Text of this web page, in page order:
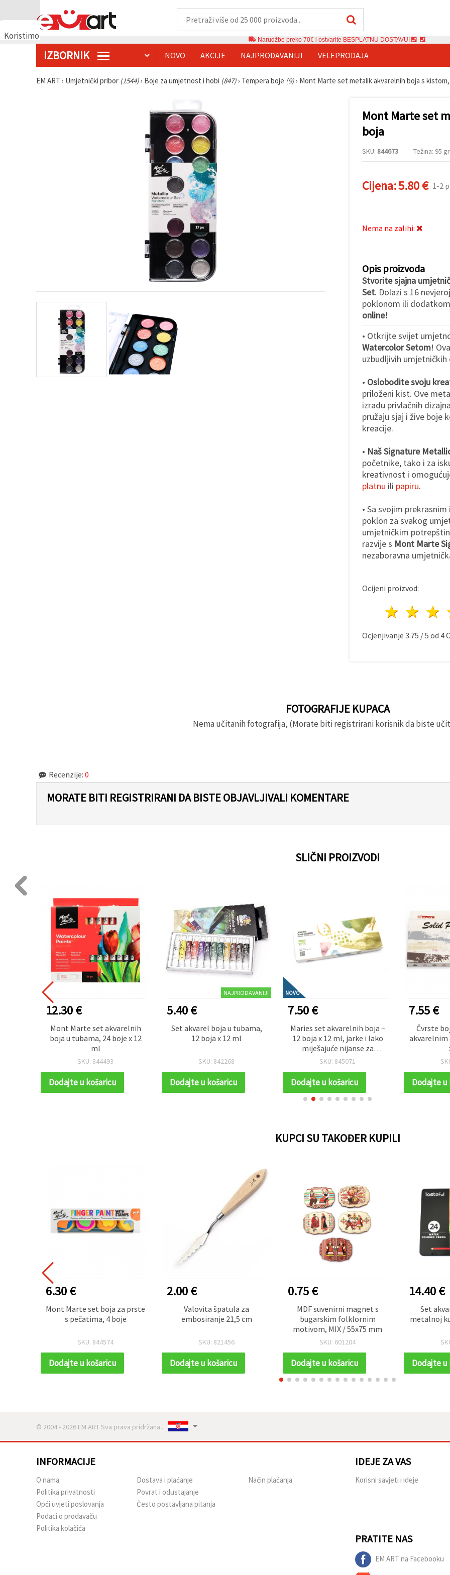
Koristimo
Narudžbe preko 70€ i ostvarite BESPLATNU DOSTAVU!
IZBORNIK NOVO AKCIJE NAJPRODAVANIJI VELEPRODAJA
EM ART › Umjetnički pribor (1544)› Boje za umjetnost i hobi (847)› Tempera boje (9)› Mont Marte set metalik akvarelnih boja s kistom,
Mont Marte set
boja
SKU: 844673 Težina: 95 gr.
Cijena:5.80 € 1-2
Nema na zalihi:
Opis proizvoda
Stvorite sjajna
Set. Dolazi s 16
poklonom ili
online!
• Otkrijte svijet
Watercolor Setom!
uzbudljivih
• Oslobodite svoju
priloženi kist. Ove
izradu privlačnih
pružaju sjaj i žive boje
kreacije.
• Naš Signature
početnike, tako i za
kreativnost i
platnu ili papiru.
• Sa svojim
poklon za svakog
umjetničkim
razvije s Mont Marte
nezaboravna
Ocijeni proizvod:
2
1
Ocjenjivanje 3.75 /5 od 4
FOTOGRAFIJE KUPACA
Nema učitanih fotografija, (Morate biti registrirani korisnik da biste
Recenzije: 0
MORATE BITI REGISTRIRANI DA BISTE OBJAVLJIVALI KOMENTARE
SLIČNI PROIZVODI
12.30 €
Mont Marte set akvarelnih
boja u tubama, 24 boje x 12
ml
SKU: 844493
Dodajte u košaricu
NAJPRODAVANIJI
5.40 €
Set akvarel boja u tubama,
12 boja x 12 ml
SKU: 842268
Dodajte u košaricu
NOVO
7.50 €
Maries set akvarelnih boja –
12 boja x 12 ml, jarke i lako
miješajuće nijanse za
umjetnike, učenike i
SKU: 845071
Dodajte u košaricu
7.55 €
Čvrste
akvarelnim
Dodajte u
KUPCI SU TAKOĐER KUPILI
6.30 €
Mont Marte set boja za prste
s pečatima, 4 boje
SKU: 844574
Dodajte u košaricu
2.00 €
Valovita špatula za
embosiranje 21,5 cm
SKU: 821456
Dodajte u košaricu
0.75 €
MDF suvenirni magnet s
bugarskim folklornim
motivom, MIX / 55x75 mm
SKU: 601204
Dodajte u košaricu
14.40 €
Set
metalnoj
Dodajte u
© 2004 - 2026 EM ART Sva prava pridržana..
INFORMACIJE
O nama
Politika privatnosti
Opći uvjeti poslovanja
Podaci o prodavaču
Politika kolačića
Dostava i plaćanje
Povrat i odustajanje
Često postavljana pitanja
Način plaćanja
IDEJE ZA VAS
Korisni savjeti i ideje
PRATITE NAS
EM ART na Facebooku